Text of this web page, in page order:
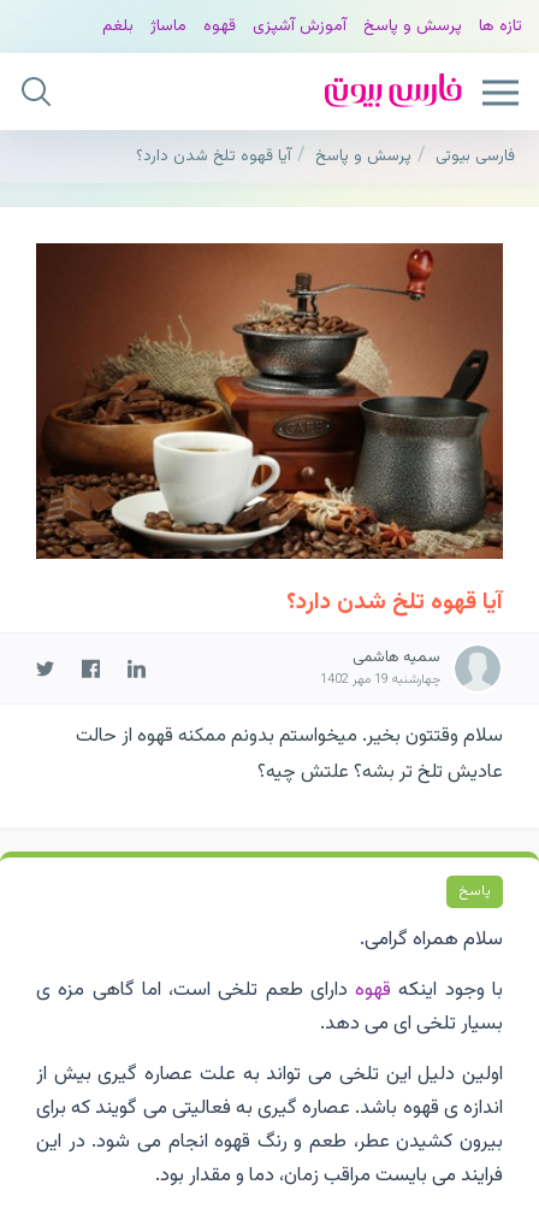
تازه ها پرسش و پاسخ آموزش آشپزی قهوه ماساژ بلغم
فارسی بیوتی پرسش و پاسخ آیا قهوه تلخ شدن دارد؟
آیا قهوه تلخ شدن دارد؟
سمیه هاشمی
چهارشنبه 19 مهر 1402
سلام وقتتون بخیر. میخواستم بدونم ممکنه قهوه از حالت
عادیش تلخ تر بشه؟ علتش چیه؟
پاسخ
سلام همراه گرامی.
با وجود اینکه قهوهدارای طعم تلخی است، اما گاهی مزه ی
بسیار تلخی ای می دهد.
اولین دلیل این تلخی می تواند به علت عصاره گیری بیش از
اندازه ی قهوه باشد. عصاره گیری به فعالیتی می گویند که برای
بیرون کشیدن عطر، طعم و رنگ قهوه انجام می شود. در این
فرایند می بایست مراقب زمان، دما و مقدار بود.